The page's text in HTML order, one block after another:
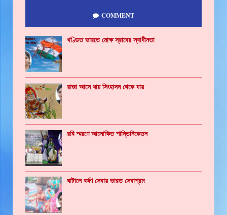
COMMENT
খণ্ডিত ভারতে মোক্ষ স্রাবের স্বাধীনতা
রাজা আসে যায় সিংহাসন থেকে যায়
রবি স্মরণে আলোকিত শান্তিনিকেতন
ঘাটালে বর্ষণ সেবায় ভারত সেবাশ্রম